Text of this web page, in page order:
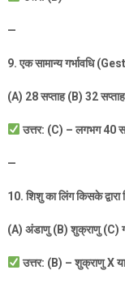
—
9.एक सामान्य गर्भावधि (
(A) 28सप्ताह (B) 32
उत्तर: (C) –लगभग40
—
10.शिशु का लिंग किसके द्वारा
(A) अंडाणु (B)शुक्राणु (C)
उत्तर: (B) –शुक्राणुX